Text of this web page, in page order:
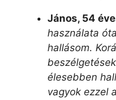
János, 54
használata
hallásom.
élesebben
vagyok ezzel